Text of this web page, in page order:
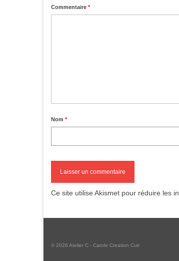
Commentaire *
Nom *
Ce site utilise Akismet pour réduire les
© 2026 Atelier C - Carole Creation Cuir